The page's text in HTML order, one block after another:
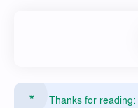
Thanks for reading: